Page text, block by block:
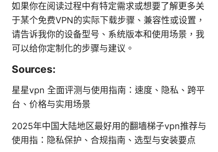
如果你在阅读过程中有特定需求或想要了解更多关
于某个免费VPN的实际下载步骤、兼容性或设置，
请告诉我你的设备型号、系统版本和使用场景，我
可以给你定制化的步骤与建议。
Sources:
星星vpn 全面评测与使用指南：速度、隐私、跨平
台、价格与实用场景
2025年中国大陆地区最好用的翻墙梯子vpn推荐与
使用指：隐私保护、合规指南、选型与安装要点